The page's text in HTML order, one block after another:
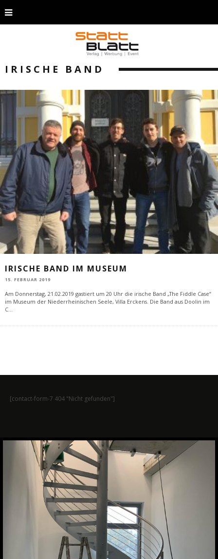
IRISCHE BAND
IRISCHE BAND IM MUSEUM
15. FEBRUAR 2019
Am Donnerstag, 21.02.2019 gastiert um 20 Uhr die irische Band „The Fiddle Case“
im Museum der Niederrheinischen Seele, Villa Erckens. Die Band aus Doolin im
C...
[contact-form-7 404 "Nicht gefunden"]